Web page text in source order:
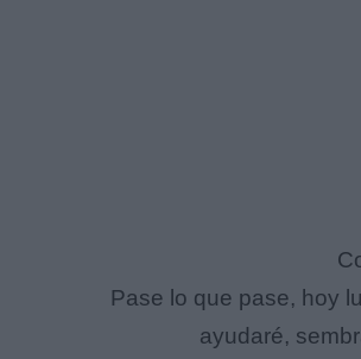
Pase lo que pase, hoy
ayudaré,